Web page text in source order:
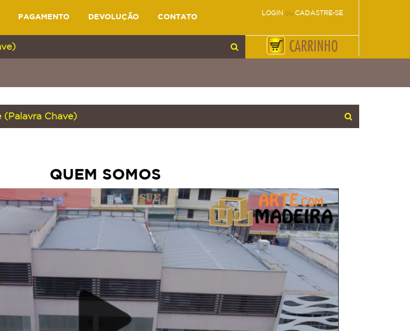
LOGIN ou CADASTRE-SE
PAGAMENTO DEVOLUÇÃO CONTATO
QUEM SOMOS